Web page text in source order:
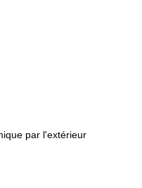
par l'extérieur